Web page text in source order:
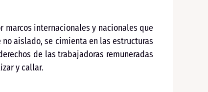
internacionales y nacionales que
aislado, se cimienta en las estructuras
de las trabajadoras remuneradas
y callar.